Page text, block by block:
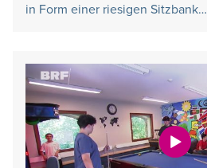
in Form einer riesigen Sitzbank…